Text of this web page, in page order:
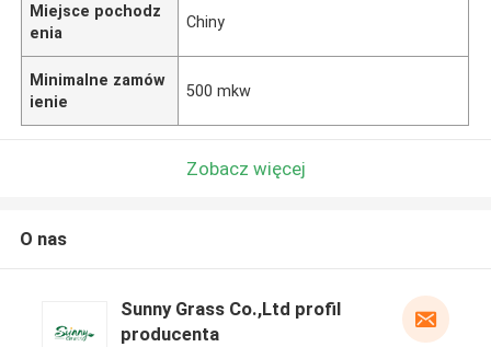
Miejsce pochodz
enia
Chiny
Minimalne zamów
ienie
500 mkw
Zobacz więcej
O nas
Sunny Grass Co.,Ltd profil
producenta